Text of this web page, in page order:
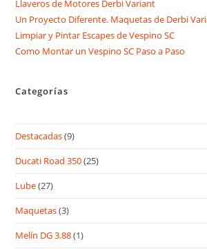
Llaveros de Motores Derbi Variant
Un Proyecto Diferente. Maquetas de Derbi
Limpiar y Pintar Escapes de Vespino SC
Como Montar un Vespino SC Paso a Paso
Categorías
Destacadas(9)
Ducati Road 350(25)
Lube(27)
Maquetas(3)
Melín DG 3.88(1)